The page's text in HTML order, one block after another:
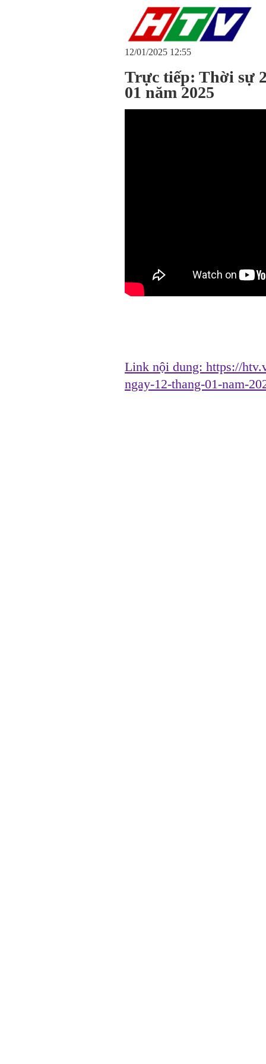
12/01/2025 12:55
Trực tiếp: Thời sự
01 năm 2025
Link nội dung: https://
ngay-12-thang-01-nam-